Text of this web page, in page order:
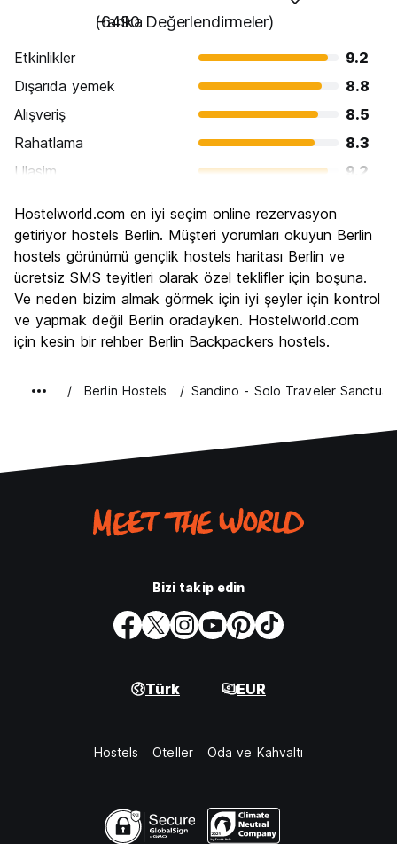
Harika
(6490 Değerlendirmeler)
Etkinlikler
9.2
Dışarıda yemek
8.8
Alışveriş
8.5
Rahatlama
8.3
Ulasim
9.2
Kültür
9.4
Gece hayatı
Ekonomik
8.6
Hostelworld.com en iyi seçim online rezervasyon
getiriyor hostels Berlin. Müşteri yorumları okuyun Berlin
hostels görünümü gençlik hostels haritası Berlin ve
ücretsiz SMS teyitleri olarak özel teklifler için boşuna.
Ve neden bizim almak görmek için iyi şeyler için kontrol
ve yapmak değil Berlin oradayken. Hostelworld.com
için kesin bir rehber Berlin Backpackers hostels.
Berlin Hostels Sandino - Solo Traveler
Bizi takip edin
Türk EUR
Hostels Oteller Oda ve Kahvaltı